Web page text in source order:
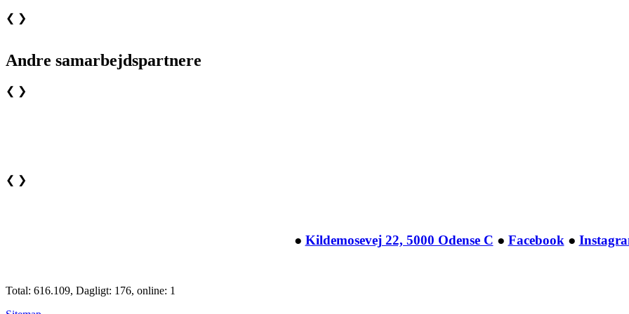
❮ ❯
Andre samarbejdspartnere
❮ ❯
❮ ❯
● Kildemosevej 22, 5000 Odense C ● Facebook ●
Total: 616.109, Dagligt: 176, online: 1